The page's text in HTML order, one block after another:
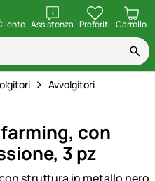
Assistenza
apri Preferiti Carrello
Avvolgitori
con
3 pz